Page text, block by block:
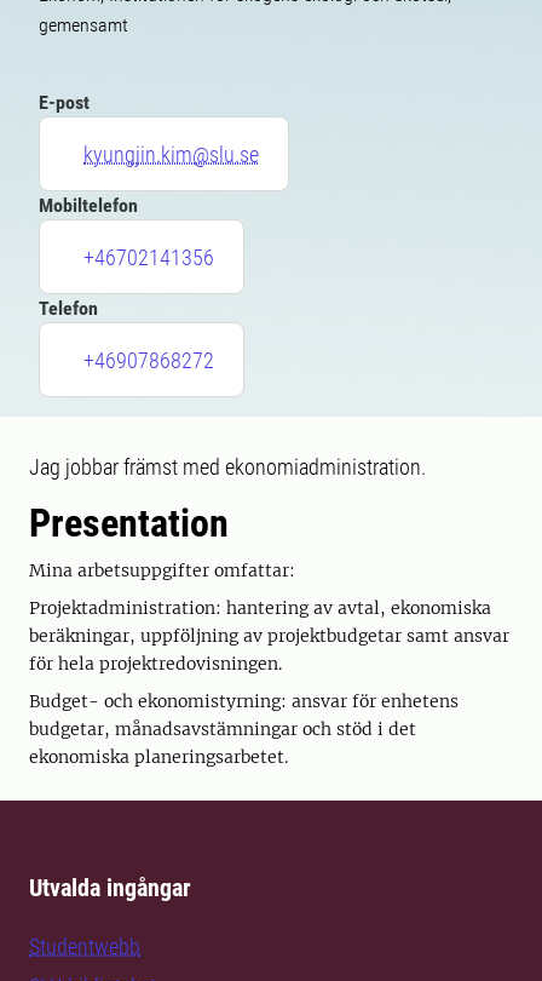
gemensamt
E-post
kyungjin.kim@slu.se
Mobiltelefon
+46702141356
Telefon
+46907868272
Jag jobbar främst med ekonomiadministration.
Presentation
Mina arbetsuppgifter omfattar:
Projektadministration: hantering av avtal, ekonomiska
beräkningar, uppföljning av projektbudgetar samt ansvar
för hela projektredovisningen.
Budget- och ekonomistyrning: ansvar för enhetens
budgetar, månadsavstämningar och stöd i det
ekonomiska planeringsarbetet.
Utvalda ingångar
Studentwebb